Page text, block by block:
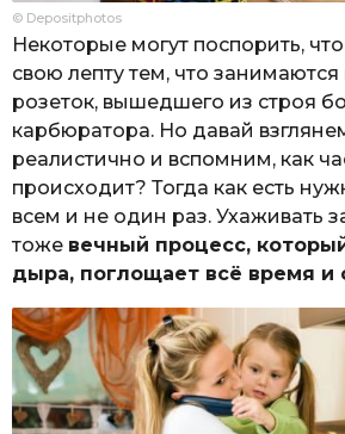
© Depositphotos
Некоторые могут поспорить,
свою лепту тем, что
розеток, вышедшего из строя
карбюратора. Но давай
реалистично и вспомним, как
происходит? Тогда как есть
всем и не один раз. Ухаживать
тоже вечный процесс,
дыра, поглощает всё время и